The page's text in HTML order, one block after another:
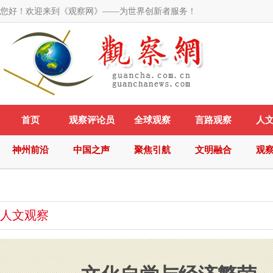
您好！欢迎来到《观察网》——为世界创新者服务！
首页 观察评论员 全球观察 言路观察 人
神州前沿 中国之声 聚焦引航 文明融合 观
人文观察